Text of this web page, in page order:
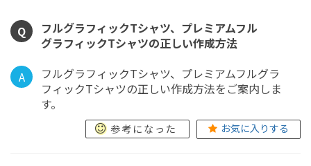
Q
フルグラフィックTシャツ、プレミアムフル
グラフィックTシャツの正しい作成方法
A
フルグラフィックTシャツ、プレミアムフルグラ
フィックTシャツの正しい作成方法をご案内しま
す。
参考になった お気に入りする